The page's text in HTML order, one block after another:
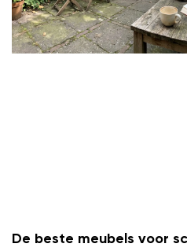
De beste meubels voor